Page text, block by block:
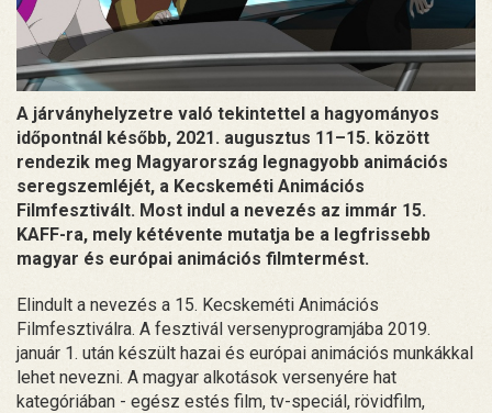
A járványhelyzetre való tekintettel a hagyományos
időpontnál később, 2021. augusztus 11–15. között
rendezik meg Magyarország legnagyobb animációs
seregszemléjét, a Kecskeméti Animációs
Filmfesztivált. Most indul a nevezés az immár 15.
KAFF-ra, mely kétévente mutatja be a legfrissebb
magyar és európai animációs filmtermést.
Elindult a nevezés a 15. Kecskeméti Animációs
Filmfesztiválra. A fesztivál versenyprogramjába 2019.
január 1. után készült hazai és európai animációs munkákkal
lehet nevezni. A magyar alkotások versenyére hat
kategóriában - egész estés film, tv-speciál, rövidfilm,